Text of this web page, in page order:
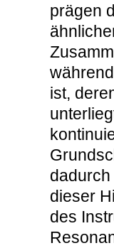
prägen
ist,
dieser
des